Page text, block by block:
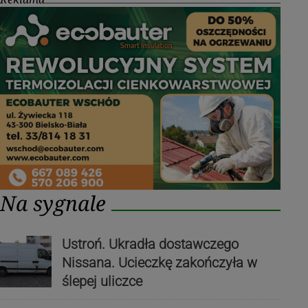
Na sygnale
Ustroń. Ukradła dostawczego
Nissana. Ucieczkę zakończyła w
ślepej uliczce